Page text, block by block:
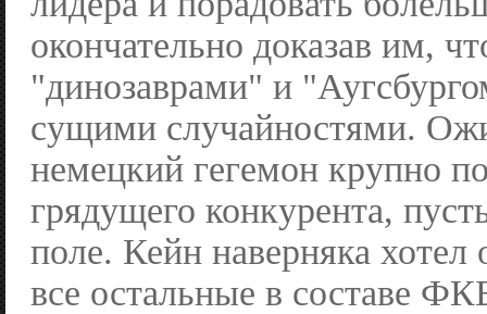
окончательно доказав им,
"динозаврами" и
сущими случайностями.
немецкий гегемон крупно
грядущего конкурента,
поле. Кейн наверняка хотел
все остальные в составе